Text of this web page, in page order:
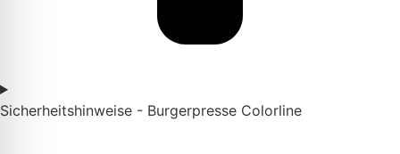
Sicherheitshinweise - Burgerpresse Colorline